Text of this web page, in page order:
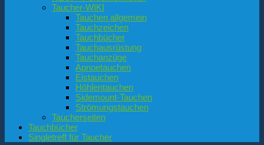
Taucher-WIKI
Tauchen allgemein
Tauchzeichen
Tauchbücher
Tauchausrüstung
Tauchanzüge
Apnoetauchen
Eistauchen
Höhlentauchen
Sidemount-Tauchen
Strömungstauchen
Taucherseiten
Tauchbücher
Singletreff für Taucher